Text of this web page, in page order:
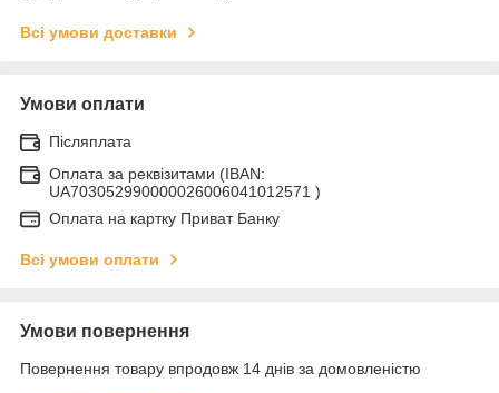
Всі умови доставки
Умови оплати
Післяплата
Оплата за реквізитами (IBAN:
UA703052990000026006041012571 )
Оплата на картку Приват Банку
Всі умови оплати
Умови повернення
Повернення товару впродовж 14 днів за домовленістю